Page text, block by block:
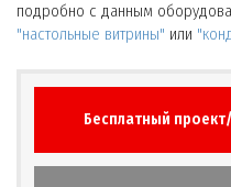
подробно с данным
"настольные витрины" или
Бесплатный